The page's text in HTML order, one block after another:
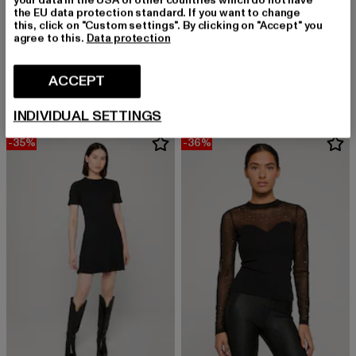
BORN
Alana
EUR 25,99
Derzeitiger Preis: EUR 25,99
EUR 39,99
-35% -36%
the EU data protection standard. If you want to change
this, click on "Custom settings". By clicking on "Accept" you
agree to this. Data protection
ACCEPT
INDIVIDUAL SETTINGS